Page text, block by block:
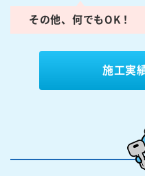
その他、何でもOK！
施工実